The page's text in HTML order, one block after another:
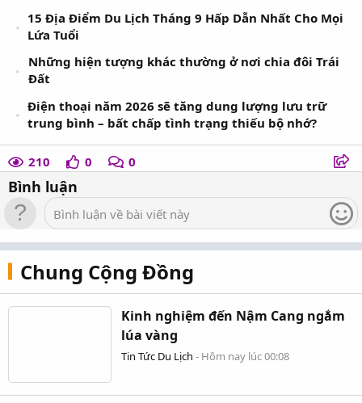
15 Địa Điểm Du Lịch Tháng 9 Hấp Dẫn Nhất Cho Mọi
Lứa Tuổi
Những hiện tượng khác thường ở nơi chia đôi Trái
Đất
Điện thoại năm 2026 sẽ tăng dung lượng lưu trữ
trung bình – bất chấp tình trạng thiếu bộ nhớ?
210 0 0
Bình luận
Bình luận về bài viết này
Chung Cộng Đồng
Kinh nghiệm đến Nậm Cang ngắm
lúa vàng
Tin Tức Du Lịch - Hôm nay lúc 00:08